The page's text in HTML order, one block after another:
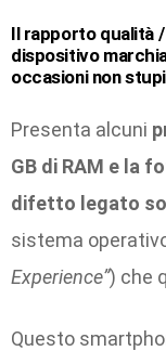
Il rapporto qualità
dispositivo
occasioni non
Presenta alcuni
GB di RAM e la
difetto legato
sistema
Experience”) che
Questo